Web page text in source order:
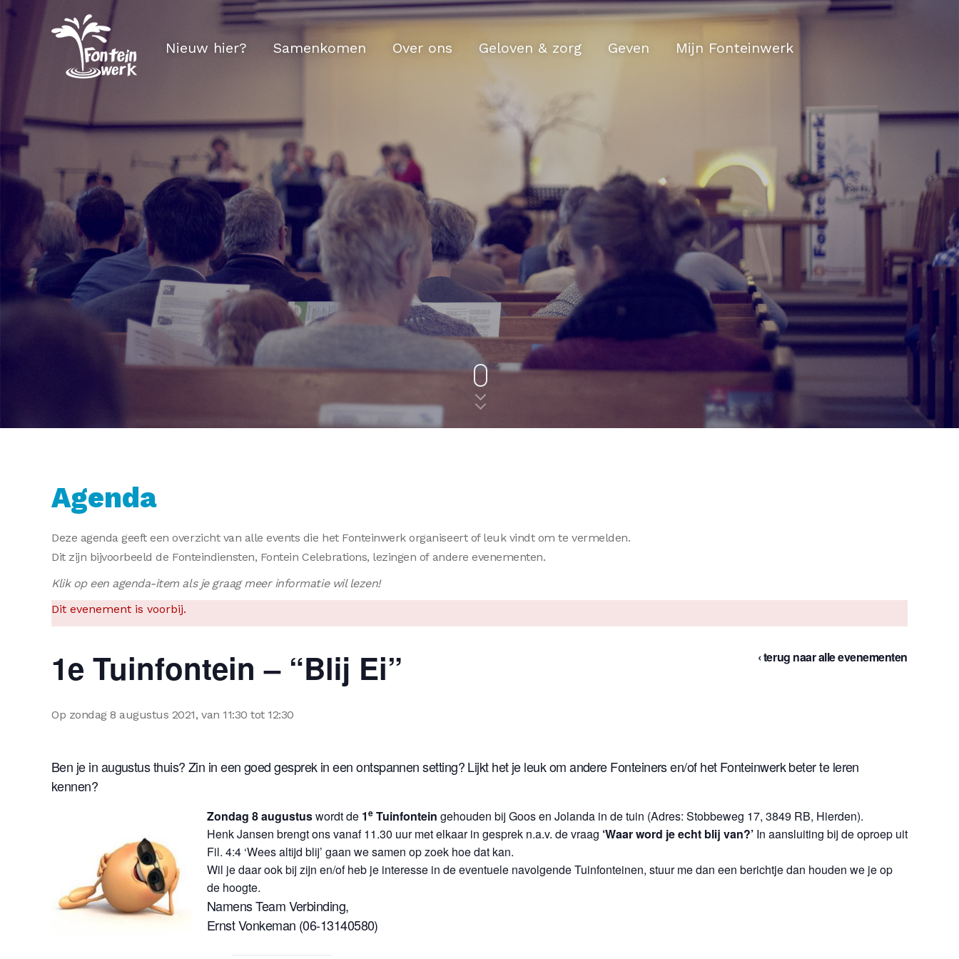
Nieuw hier? Samenkomen Over ons Geloven & zorg Geven Mijn Fonteinwerk
Agenda
Deze agenda geeft een overzicht van alle events die het Fonteinwerk organiseert of leuk vindt om te vermelden.
Dit zijn bijvoorbeeld de Fonteindiensten, Fontein Celebrations, lezingen of andere evenementen.
Klik op een agenda-item als je graag meer informatie wil lezen!
Dit evenement is voorbij.
‹ terug naar alle evenementen
1e Tuinfontein – “Blij Ei”
Op zondag 8 augustus 2021, van 11:30 tot 12:30
Ben je in augustus thuis? Zin in een goed gesprek in een ontspannen setting? Lijkt het je leuk om andere Fonteiners en/of het Fonteinwerk beter te leren
kennen?
Zondag 8 augustuswordt de 1e Tuinfontein gehouden bij Goos en Jolanda in de tuin (Adres: Stobbeweg 17, 3849 RB, Hierden).
Henk Jansen brengt ons vanaf 11.30 uur met elkaar in gesprek n.a.v. de vraag ‘Waar word je echt blij van?’ In aansluiting bij de oproep uit
Fil. 4:4 ‘Wees altijd blij’ gaan we samen op zoek hoe dat kan.
Wil je daar ook bij zijn en/of heb je interesse in de eventuele navolgende Tuinfonteinen, stuur me dan een berichtje dan houden we je op
de hoogte.
Namens Team Verbinding,
Ernst Vonkeman (06-13140580)